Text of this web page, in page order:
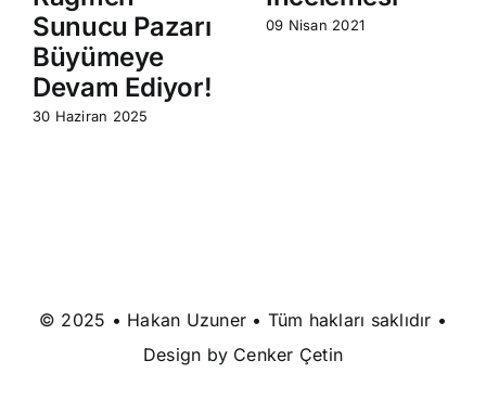
Sunucu Pazarı
Büyümeye
Devam Ediyor!
30 Haziran 2025
09 Nisan 2021
© 2025 • Hakan Uzuner • Tüm hakları saklıdır •
Design by Cenker Çetin